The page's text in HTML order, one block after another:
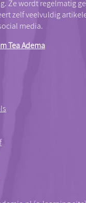
Ze wordt regelmatig
zelf veelvuldig
media.
Tea Adema